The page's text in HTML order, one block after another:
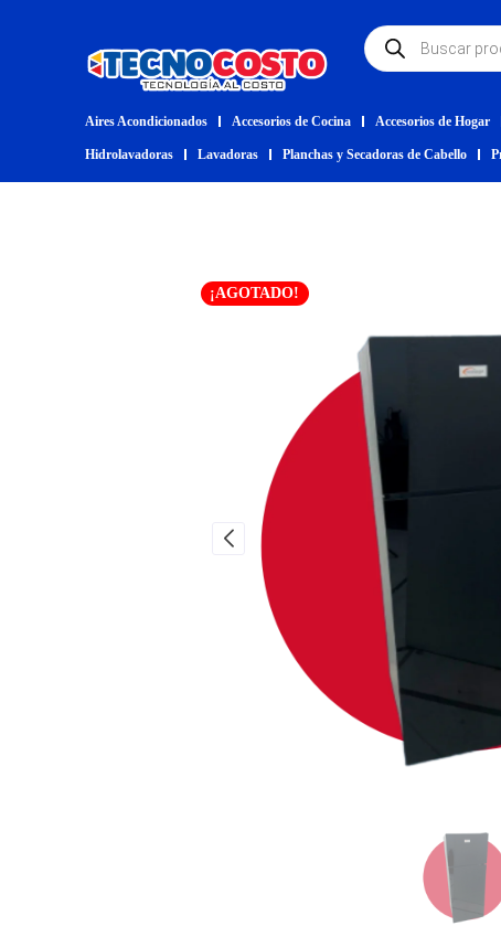
Aires Acondicionados Accesorios de Cocina Accesorios de Hogar
Hidrolavadoras Lavadoras Planchas y Secadoras de Cabello
¡AGOTADO!